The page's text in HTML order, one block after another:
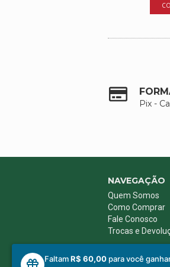
FaltamR$ 60,00 para você
Pix -
NAVEGAÇÃO
Quem Somos
Como Comprar
Fale Conosco
Trocas e